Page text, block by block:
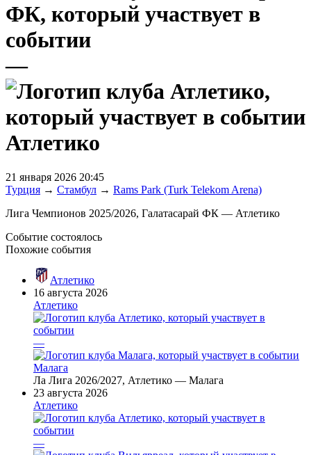
—
Атлетико
21 января 2026 20:45
Турция → Стамбул → Rams Park (Turk Telekom Arena)
Лига Чемпионов 2025/2026, Галатасарай ФК — Атлетико
Событие состоялось
Похожие события
Атлетико
16 августа 2026
Атлетико
—
Малага
Ла Лига 2026/2027, Атлетико — Малага
23 августа 2026
Атлетико
—